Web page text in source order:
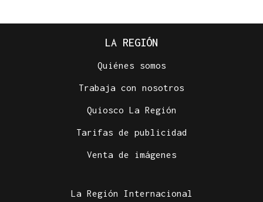
LA REGIÓN
Quiénes somos
Trabaja con nosotros
Quiosco La Región
Tarifas de publicidad
Venta de imágenes
La Región Internacional